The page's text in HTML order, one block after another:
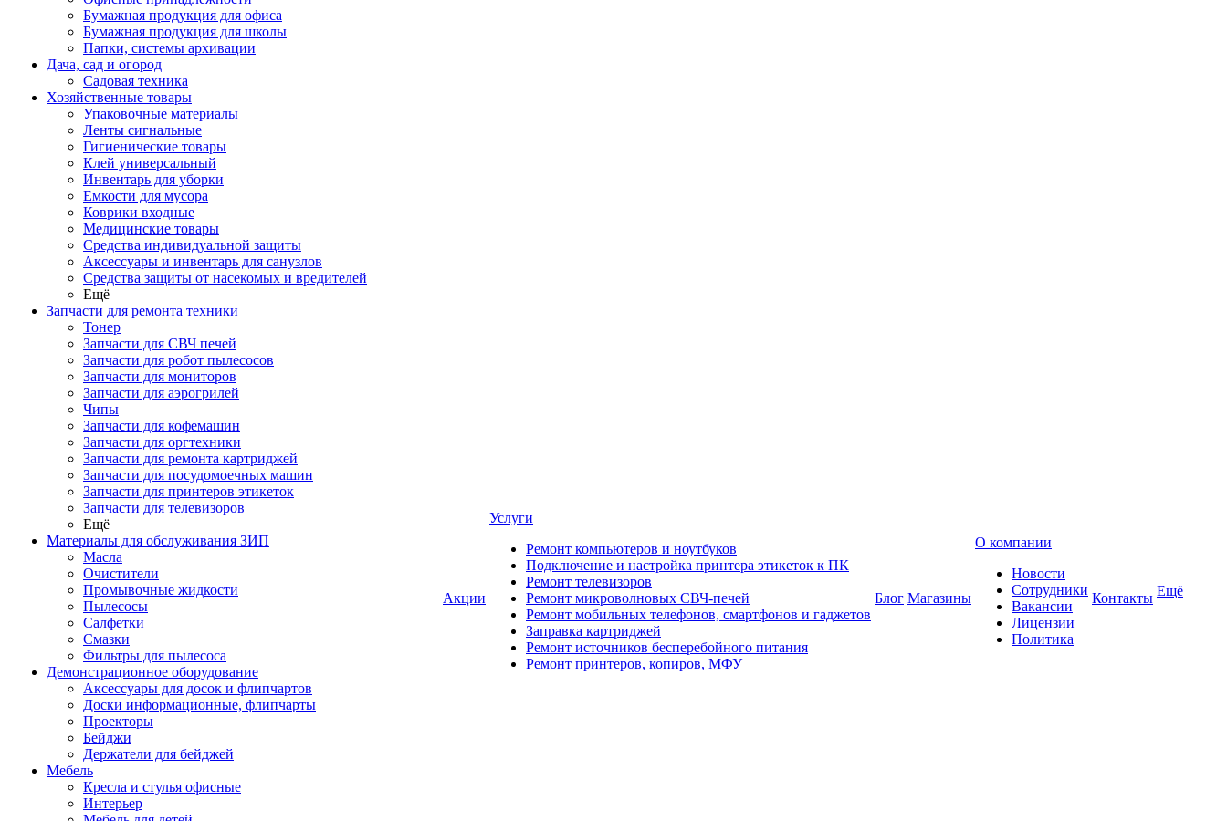
Бумажная продукция для офиса
Бумажная продукция для школы
Папки, системы архивации
Дача, сад и огород
Садовая техника
Хозяйственные товары
Упаковочные материалы
Ленты сигнальные
Гигиенические товары
Клей универсальный
Инвентарь для уборки
Емкости для мусора
Коврики входные
Медицинские товары
Средства индивидуальной защиты
Аксессуары и инвентарь для санузлов
Средства защиты от насекомых и вредителей
Ещё
Запчасти для ремонта техники
Тонер
Запчасти для СВЧ печей
Запчасти для робот пылесосов
Запчасти для мониторов
Запчасти для аэрогрилей
Чипы
Запчасти для кофемашин
Запчасти для оргтехники
Запчасти для ремонта картриджей
Запчасти для посудомоечных машин
Запчасти для принтеров этикеток
Запчасти для телевизоров
Ещё
Материалы для обслуживания ЗИП
Масла
Очистители
Промывочные жидкости
Пылесосы
Салфетки
Смазки
Фильтры для пылесоса
Демонстрационное оборудование
Аксессуары для досок и флипчартов
Доски информационные, флипчарты
Проекторы
Бейджи
Держатели для бейджей
Мебель
Кресла и стулья офисные
Интерьер
Акции
Услуги
Ремонт компьютеров и ноутбуков
Подключение и настройка принтера этикеток к ПК
Ремонт телевизоров
Ремонт микроволновых СВЧ-печей
Ремонт мобильных телефонов, смартфонов и гаджетов
Заправка картриджей
Ремонт источников бесперебойного питания
Ремонт принтеров, копиров, МФУ
Блог Магазины
О компании
Новости
Сотрудники
Вакансии
Лицензии
Политика
Контакты Ещё